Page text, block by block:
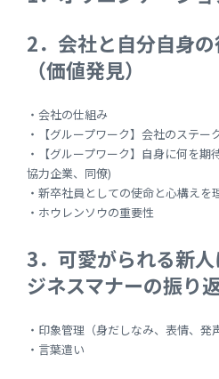
2．会社と自分自身
（価値発見）
・会社の仕組み
・【グループワーク】会社のステー
・【グループワーク】自身に何を期
協力企業、同僚)
・新卒社員としての使命と心構えを
・ホウレンソウの重要性
3．可愛がられる新
ジネスマナーの振り返
・印象管理（身だしなみ、表情、発声
・言葉遣い